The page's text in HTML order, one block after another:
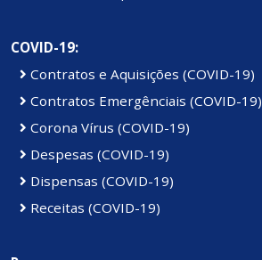
COVID-19:
Contratos e Aquisições (COVID-19)
Contratos Emergênciais (COVID-19)
Corona Vírus (COVID-19)
Despesas (COVID-19)
Dispensas (COVID-19)
Receitas (COVID-19)